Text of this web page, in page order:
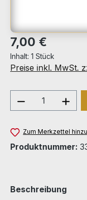
Regulärer Preis:
7,00 €
Inhalt: 1 Stück
Preise inkl. MwSt.
Produkt
Zum Merkzettel
Produktnummer:
Beschreibung